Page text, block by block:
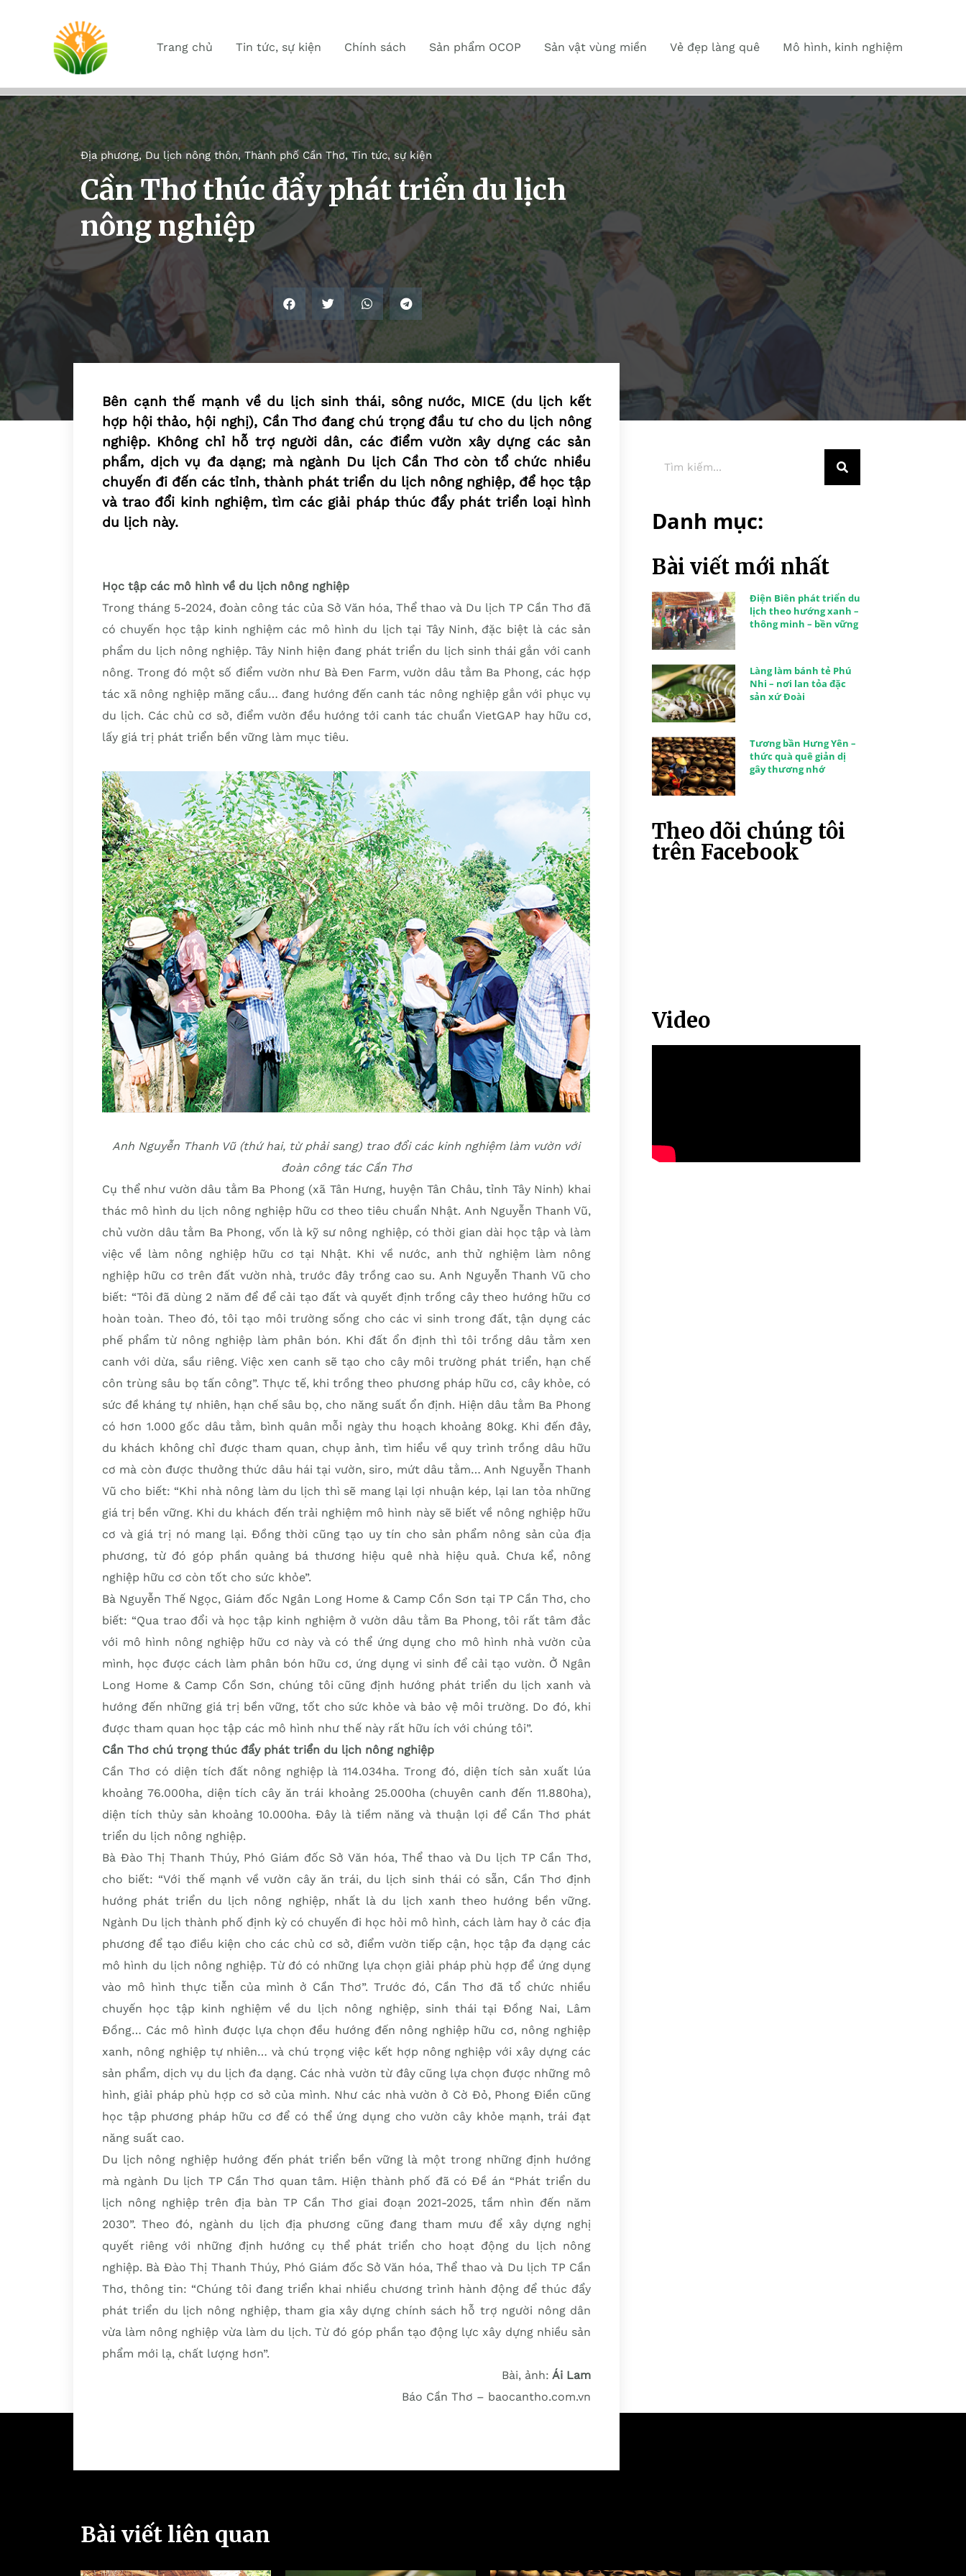
Trang chủ Tin tức, sự kiện Chính sách Sản phẩm OCOP Sản vật vùng miền Vẻ đẹp làng quê Mô hình, kinh nghiệm
Địa phương, Du lịch nông thôn,Thành phố Cần Thơ,Tin tức, sự kiện
Cần Thơ thúc đẩy phát triển du lịch
nông nghiệp
Bên cạnh thế mạnh về du lịch sinh thái, sông nước, MICE (du lịch kết
hợp hội thảo, hội nghị), Cần Thơ đang chú trọng đầu tư cho du lịch nông
nghiệp. Không chỉ hỗ trợ người dân, các điểm vườn xây dựng các sản
phẩm, dịch vụ đa dạng; mà ngành Du lịch Cần Thơ còn tổ chức nhiều
chuyến đi đến các tỉnh, thành phát triển du lịch nông nghiệp, để học tập
và trao đổi kinh nghiệm, tìm các giải pháp thúc đẩy phát triển loại hình
du lịch này.
Học tập các mô hình về du lịch nông nghiệp
Trong tháng 5-2024, đoàn công tác của Sở Văn hóa, Thể thao và Du lịch TP Cần Thơ đã
có chuyến học tập kinh nghiệm các mô hình du lịch tại Tây Ninh, đặc biệt là các sản
phẩm du lịch nông nghiệp. Tây Ninh hiện đang phát triển du lịch sinh thái gắn với canh
nông. Trong đó một số điểm vườn như Bà Đen Farm, vườn dâu tằm Ba Phong, các hợp
tác xã nông nghiệp mãng cầu… đang hướng đến canh tác nông nghiệp gắn với phục vụ
du lịch. Các chủ cơ sở, điểm vườn đều hướng tới canh tác chuẩn VietGAP hay hữu cơ,
lấy giá trị phát triển bền vững làm mục tiêu.
Anh Nguyễn Thanh Vũ (thứ hai, từ phải sang) trao đổi các kinh nghiệm làm vườn với
đoàn công tác Cần Thơ
Cụ thể như vườn dâu tằm Ba Phong (xã Tân Hưng, huyện Tân Châu, tỉnh Tây Ninh) khai
thác mô hình du lịch nông nghiệp hữu cơ theo tiêu chuẩn Nhật. Anh Nguyễn Thanh Vũ,
chủ vườn dâu tằm Ba Phong, vốn là kỹ sư nông nghiệp, có thời gian dài học tập và làm
việc về làm nông nghiệp hữu cơ tại Nhật. Khi về nước, anh thử nghiệm làm nông
nghiệp hữu cơ trên đất vườn nhà, trước đây trồng cao su. Anh Nguyễn Thanh Vũ cho
biết: “Tôi đã dùng 2 năm để để cải tạo đất và quyết định trồng cây theo hướng hữu cơ
hoàn toàn. Theo đó, tôi tạo môi trường sống cho các vi sinh trong đất, tận dụng các
phế phẩm từ nông nghiệp làm phân bón. Khi đất ổn định thì tôi trồng dâu tằm xen
canh với dừa, sầu riêng. Việc xen canh sẽ tạo cho cây môi trường phát triển, hạn chế
côn trùng sâu bọ tấn công”. Thực tế, khi trồng theo phương pháp hữu cơ, cây khỏe, có
sức đề kháng tự nhiên, hạn chế sâu bọ, cho năng suất ổn định. Hiện dâu tằm Ba Phong
có hơn 1.000 gốc dâu tằm, bình quân mỗi ngày thu hoạch khoảng 80kg. Khi đến đây,
du khách không chỉ được tham quan, chụp ảnh, tìm hiểu về quy trình trồng dâu hữu
cơ mà còn được thưởng thức dâu hái tại vườn, siro, mứt dâu tằm… Anh Nguyễn Thanh
Vũ cho biết: “Khi nhà nông làm du lịch thì sẽ mang lại lợi nhuận kép, lại lan tỏa những
giá trị bền vững. Khi du khách đến trải nghiệm mô hình này sẽ biết về nông nghiệp hữu
cơ và giá trị nó mang lại. Đồng thời cũng tạo uy tín cho sản phẩm nông sản của địa
phương, từ đó góp phần quảng bá thương hiệu quê nhà hiệu quả. Chưa kể, nông
nghiệp hữu cơ còn tốt cho sức khỏe”.
Bà Nguyễn Thế Ngọc, Giám đốc Ngân Long Home & Camp Cồn Sơn tại TP Cần Thơ, cho
biết: “Qua trao đổi và học tập kinh nghiệm ở vườn dâu tằm Ba Phong, tôi rất tâm đắc
với mô hình nông nghiệp hữu cơ này và có thể ứng dụng cho mô hình nhà vườn của
mình, học được cách làm phân bón hữu cơ, ứng dụng vi sinh để cải tạo vườn. Ở Ngân
Long Home & Camp Cồn Sơn, chúng tôi cũng định hướng phát triển du lịch xanh và
hướng đến những giá trị bền vững, tốt cho sức khỏe và bảo vệ môi trường. Do đó, khi
được tham quan học tập các mô hình như thế này rất hữu ích với chúng tôi”.
Cần Thơ chú trọng thúc đẩy phát triển du lịch nông nghiệp
Cần Thơ có diện tích đất nông nghiệp là 114.034ha. Trong đó, diện tích sản xuất lúa
khoảng 76.000ha, diện tích cây ăn trái khoảng 25.000ha (chuyên canh đến 11.880ha),
diện tích thủy sản khoảng 10.000ha. Đây là tiềm năng và thuận lợi để Cần Thơ phát
triển du lịch nông nghiệp.
Bà Đào Thị Thanh Thúy, Phó Giám đốc Sở Văn hóa, Thể thao và Du lịch TP Cần Thơ,
cho biết: “Với thế mạnh về vườn cây ăn trái, du lịch sinh thái có sẵn, Cần Thơ định
hướng phát triển du lịch nông nghiệp, nhất là du lịch xanh theo hướng bền vững.
Ngành Du lịch thành phố định kỳ có chuyến đi học hỏi mô hình, cách làm hay ở các địa
phương để tạo điều kiện cho các chủ cơ sở, điểm vườn tiếp cận, học tập đa dạng các
mô hình du lịch nông nghiệp. Từ đó có những lựa chọn giải pháp phù hợp để ứng dụng
vào mô hình thực tiễn của mình ở Cần Thơ”. Trước đó, Cần Thơ đã tổ chức nhiều
chuyến học tập kinh nghiệm về du lịch nông nghiệp, sinh thái tại Đồng Nai, Lâm
Đồng… Các mô hình được lựa chọn đều hướng đến nông nghiệp hữu cơ, nông nghiệp
xanh, nông nghiệp tự nhiên… và chú trọng việc kết hợp nông nghiệp với xây dựng các
sản phẩm, dịch vụ du lịch đa dạng. Các nhà vườn từ đây cũng lựa chọn được những mô
hình, giải pháp phù hợp cơ sở của mình. Như các nhà vườn ở Cờ Đỏ, Phong Điền cũng
học tập phương pháp hữu cơ để có thể ứng dụng cho vườn cây khỏe mạnh, trái đạt
năng suất cao.
Du lịch nông nghiệp hướng đến phát triển bền vững là một trong những định hướng
mà ngành Du lịch TP Cần Thơ quan tâm. Hiện thành phố đã có Ðề án “Phát triển du
lịch nông nghiệp trên địa bàn TP Cần Thơ giai đoạn 2021-2025, tầm nhìn đến năm
2030”. Theo đó, ngành du lịch địa phương cũng đang tham mưu để xây dựng nghị
quyết riêng với những định hướng cụ thể phát triển cho hoạt động du lịch nông
nghiệp. Bà Đào Thị Thanh Thúy, Phó Giám đốc Sở Văn hóa, Thể thao và Du lịch TP Cần
Thơ, thông tin: “Chúng tôi đang triển khai nhiều chương trình hành động để thúc đẩy
phát triển du lịch nông nghiệp, tham gia xây dựng chính sách hỗ trợ người nông dân
vừa làm nông nghiệp vừa làm du lịch. Từ đó góp phần tạo động lực xây dựng nhiều sản
phẩm mới lạ, chất lượng hơn”.
Bài, ảnh: Ái Lam
Báo Cần Thơ – baocantho.com.vn
Danh mục:
Bài viết mới nhất
Điện Biên phát triển du
lịch theo hướng xanh –
thông minh – bền vững
Làng làm bánh tẻ Phú
Nhi – nơi lan tỏa đặc
sản xứ Đoài
Tương bần Hưng Yên –
thức quà quê giản dị
gây thương nhớ
Theo dõi chúng tôi
trên Facebook
Video
Bài viết liên quan